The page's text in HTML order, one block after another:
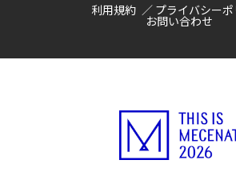
利用規約 プライバシー
お問い合わせ